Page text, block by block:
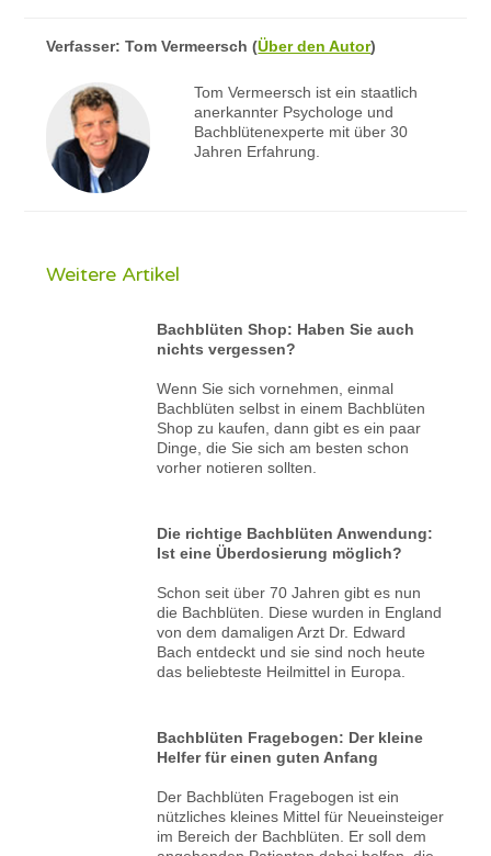
Verfasser:Tom Vermeersch (Über den Autor)
Tom Vermeersch ist ein staatlich
anerkannter Psychologe und
Bachblütenexperte mit über 30
Jahren Erfahrung.
Weitere Artikel
Bachblüten Shop: Haben Sie auch
nichts vergessen?
Wenn Sie sich vornehmen, einmal
Bachblüten selbst in einem Bachblüten
Shop zu kaufen, dann gibt es ein paar
Dinge, die Sie sich am besten schon
vorher notieren sollten.
Die richtige Bachblüten Anwendung:
Ist eine Überdosierung möglich?
Schon seit über 70 Jahren gibt es nun
die Bachblüten. Diese wurden in England
von dem damaligen Arzt Dr. Edward
Bach entdeckt und sie sind noch heute
das beliebteste Heilmittel in Europa.
Bachblüten Fragebogen: Der kleine
Helfer für einen guten Anfang
Der Bachblüten Fragebogen ist ein
nützliches kleines Mittel für Neueinsteiger
im Bereich der Bachblüten. Er soll dem